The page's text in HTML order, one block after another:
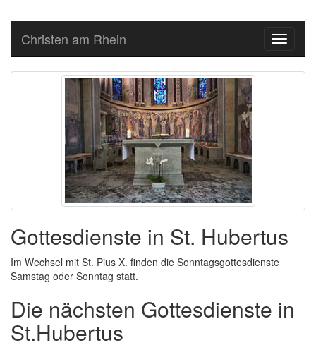
Toggle
Christen am Rhein
Gottesdienste in St. Hubertus
Im Wechsel mit St. Pius X. finden die Sonntagsgottesdienste
Samstag oder Sonntag statt.
Die nächsten Gottes­dien­ste in
St.Hubertus